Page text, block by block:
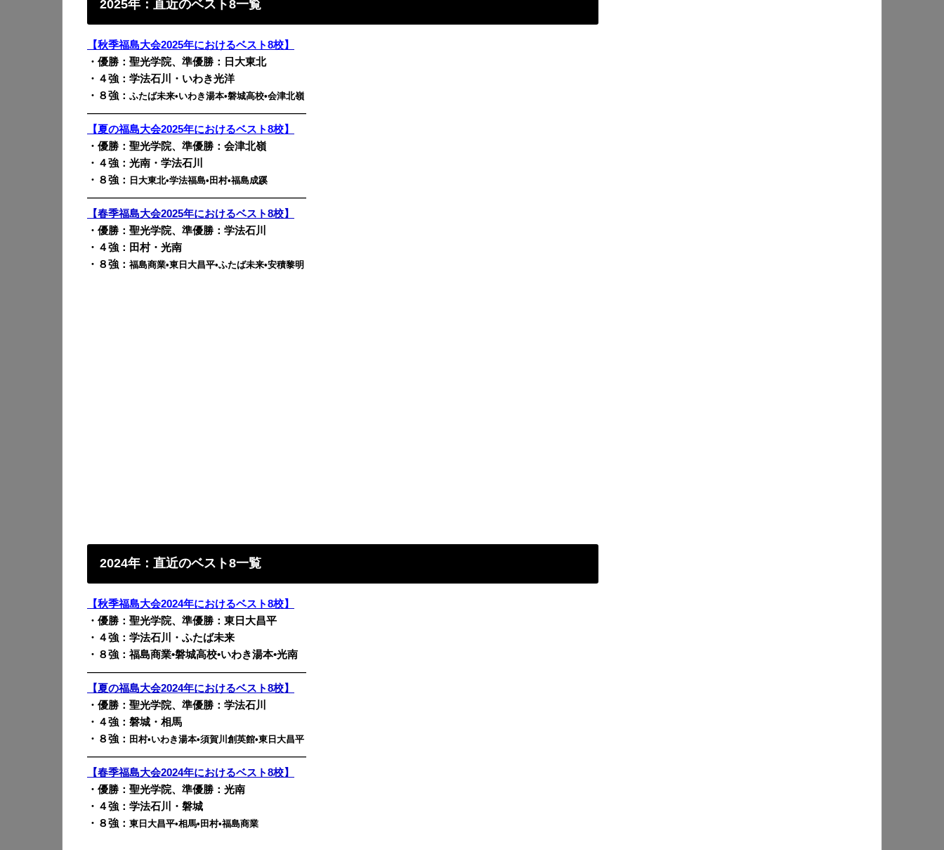
2025年：直近のベスト8一覧
【秋季福島大会2025年におけるベスト8校】
・優勝：聖光学院、準優勝：日大東北
・４強：学法石川・いわき光洋
・８強： ふたば未来•いわき湯本•磐城高校•会津北嶺
————————————————————————
【夏の福島大会2025年におけるベスト8校】
・優勝：聖光学院、準優勝：会津北嶺
・４強：光南・学法石川
・８強： 日大東北•学法福島•田村•福島成蹊
————————————————————————
【春季福島大会2025年におけるベスト8校】
・優勝：聖光学院、準優勝：学法石川
・４強：田村・光南
・８強： 福島商業•東日大昌平•ふたば未来•安積黎明
2024年：直近のベスト8一覧
【秋季福島大会2024年におけるベスト8校】
・優勝：聖光学院、準優勝：東日大昌平
・４強：学法石川・ふたば未来
・８強：福島商業•磐城高校•いわき湯本•光南
————————————————————————
【夏の福島大会2024年におけるベスト8校】
・優勝：聖光学院、準優勝：学法石川
・４強：磐城・相馬
・８強： 田村•いわき湯本•須賀川創英館•東日大昌平
————————————————————————
【春季福島大会2024年におけるベスト8校】
・優勝：聖光学院、準優勝：光南
・４強：学法石川・磐城
・８強： 東日大昌平•相馬•田村•福島商業